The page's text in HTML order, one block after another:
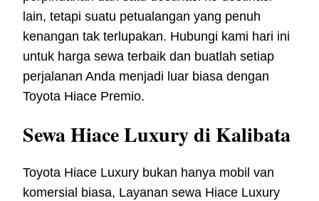
lain, tetapi suatu petualangan yang penuh
kenangan tak terlupakan. Hubungi kami hari ini
untuk harga sewa terbaik dan buatlah setiap
perjalanan Anda menjadi luar biasa dengan
Toyota Hiace Premio.
Sewa Hiace Luxury di Kalibata
Toyota Hiace Luxury bukan hanya mobil van
komersial biasa, Layanan sewa Hiace Luxury